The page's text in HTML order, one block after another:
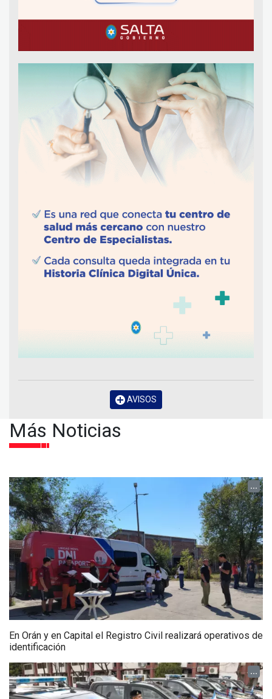
AVISOS
Más Noticias
...
En Orán y en Capital el Registro Civil realizará operativos de
identificación
...